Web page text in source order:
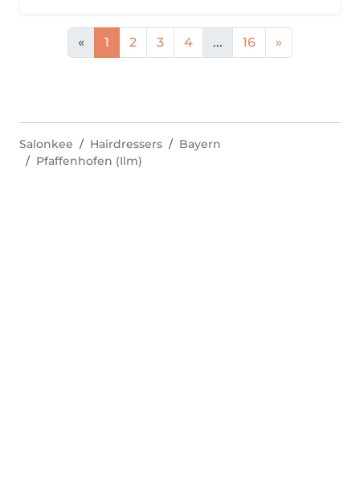
« 1 2 3 4 ... 16 »
Salonkee Hairdressers
Bayern
Pfaffenhofen (Ilm)